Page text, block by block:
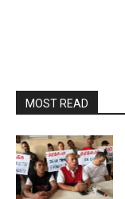
MOST READ